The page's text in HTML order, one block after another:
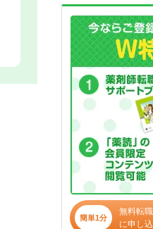
簡単1分
無料転
に申し